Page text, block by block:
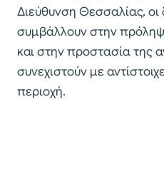
Διεύθυνση Θεσσαλίας, οι
συμβάλλουν στην
και στην προστασία της
συνεχιστούν με
περιοχή.